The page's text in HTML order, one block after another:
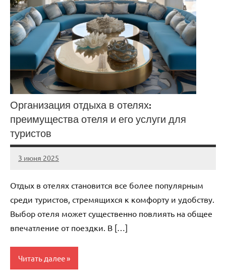
Организация отдыха в отелях:
преимущества отеля и его услуги для
туристов
3 июня 2025
Avtor
Нет
Отдых в отелях становится все более популярным
среди туристов, стремящихся к комфорту и удобству.
Выбор отеля может существенно повлиять на общее
впечатление от поездки. В […]
Читать далее